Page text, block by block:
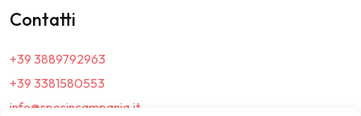
Contatti
+39 3889792963
+39 3381580553
info@sposincampania.it